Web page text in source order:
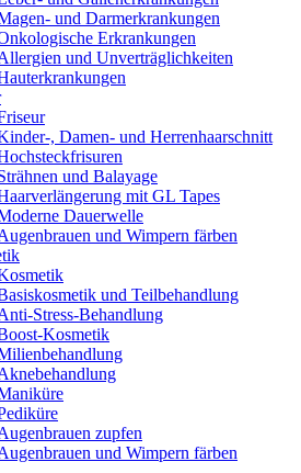
und Darmerkrankungen
Erkrankungen
und Unverträglichkeiten
, Damen- und Herrenhaarschnitt
und Balayage
mit GL Tapes
Dauerwelle
und Wimpern färben
und Teilbehandlung
Stress-Behandlung
Kosmetik
zupfen
und Wimpern färben